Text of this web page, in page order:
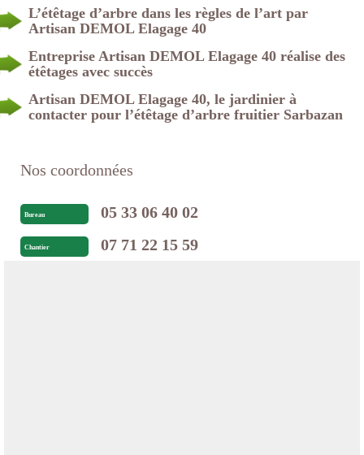
L’étêtage d’arbre dans les règles de l’art par
Artisan DEMOL Elagage 40
Entreprise Artisan DEMOL Elagage 40 réalise des
étêtages avec succès
Artisan DEMOL Elagage 40, le jardinier à
contacter pour l’étêtage d’arbre fruitier Sarbazan
Nos coordonnées
Bureau 05 33 06 40 02
Chantier 07 71 22 15 59